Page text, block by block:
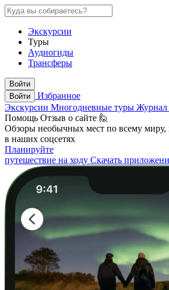
Экскурсии
Туры
Аудиогиды
Трансферы
Войти
Войти
Избранное
Экскурсии Многодневные туры Журнал
Помощь Отзыв о сайте 🙋
Обзоры необычных мест по всему миру,
в наших соцсетях
Планируйте
путешествие на ходу Скачать